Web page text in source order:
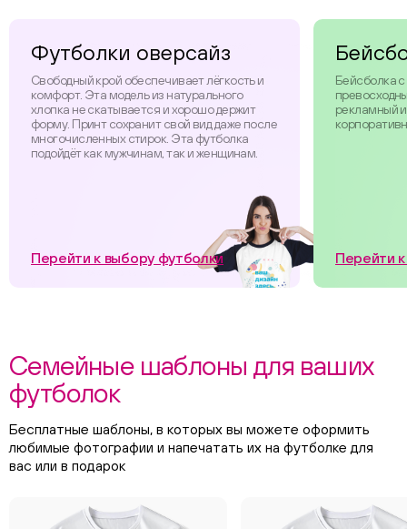
Футболки оверсайз
Свободный крой обеспечивает лёгкость и
комфорт. Эта модель из натурального
хлопка не скатывается и хорошо держит
форму. Принт сохранит свой вид даже после
многочисленных стирок. Эта футболка
подойдёт как мужчинам, так и женщинам.
Перейти к выбору футболки
Бейсболка
рекламный
Перейти
Семейные шаблоны для ваших
футболок
Бесплатные шаблоны, в которых вы можете оформить
любимые фотографии и напечатать их на футболке для
вас или в подарок